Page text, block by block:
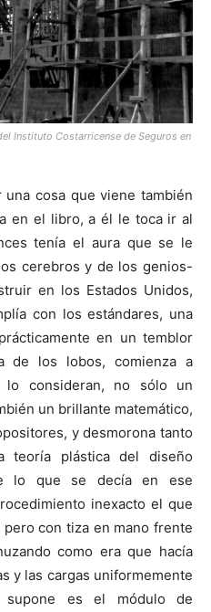
Instituto Costarricense de Seguros en
una cosa que viene también
en el libro, a él le toca ir al
tenía el aura que se le
cerebros y de los genios-
en los Estados Unidos,
con los estándares, una
en un temblor
de los lobos, comienza a
consideran, no sólo un
un brillante matemático,
y desmorona tanto
teoría plástica del diseño
lo que se decía en ese
inexacto el que
con tiza en mano frente
como era que hacía
y las cargas uniformemente
es el módulo de